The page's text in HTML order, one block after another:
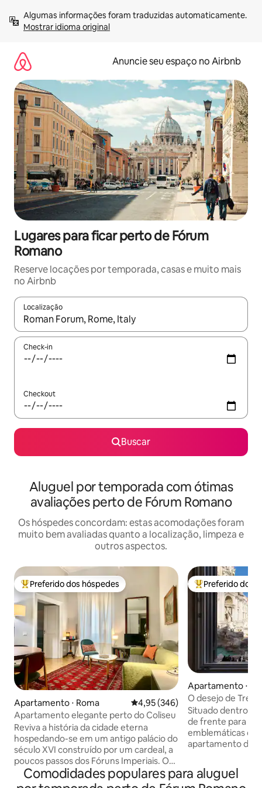
para
Mostrar idioma original
Anuncie seu espaço no Airbnb
Lugares para ficar perto de Fórum
Romano
Reserve locações por temporada, casas e muito mais
no Airbnb
Localização
Quando os resultados estiverem disponíveis, explore-os
Check-in
Checkout
Buscar
Aluguel por temporada com ótimas
avaliações perto de Fórum Romano
Os hóspedes concordam: estas acomodações foram
muito bem avaliadas quanto a localização, limpeza e
outros aspectos.
Entre os melhores preferidos dos hóspedes
Preferido dos hóspedes
Apartamento ⋅ Roma 4,95 de uma avaliação média de
4,95 (346)
Apartamento elegante perto do Coliseu
Reviva a história da cidade eterna
hospedando-se em um antigo palácio do
século XVI construído por um cardeal, a
poucos passos dos Fóruns Imperiais. Os
quartos são amplos, acolhedores,
decorados com bom gosto e muitas
Entre os
Preferido dos
Apartamento ⋅
O desejo de
Fonte de Trevi
Situado dentro
de frente para
emblemáticas do
apartamento de
comodidades
invejável, perfeito
Comodidades populares para aluguel